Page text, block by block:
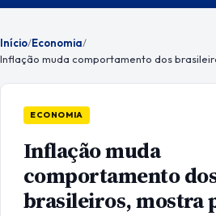
Menu
Início/Economia/
Inflação muda comportamento dos
ECONOMIA
Inflação muda
comportamento
brasileiros, mostra